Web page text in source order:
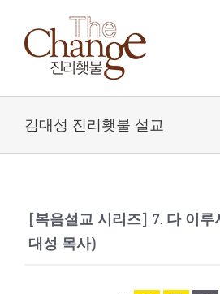
content
김대성 진리횃불 설교
[복음설교 시리즈] 7. 다 이루
대성 목사)